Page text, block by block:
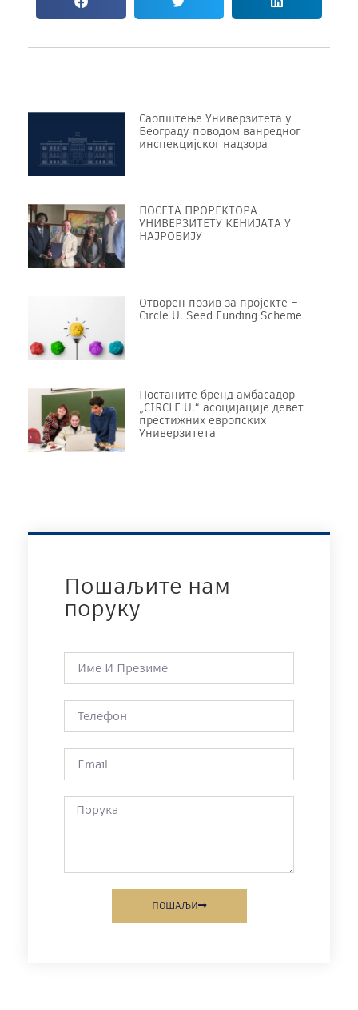
Саопштење Универзитета у
Београду поводом ванредног
инспекцијског надзора
ПОСЕТА ПРОРЕKТОРА
УНИВЕРЗИТЕТУ KЕНИЈАТА У
НАЈРОБИЈУ
Отворен позив за пројекте –
Circle U. Seed Funding Scheme
Постаните бренд амбасадор
„CIRCLE U.“ асоцијације девет
престижних европских
Универзитета
Пошаљите нам
поруку
ПОШАЉИ